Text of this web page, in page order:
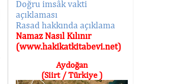
Doğru imsâk vakti
açıklaması
Rasad hakkında açıklama
Namaz Nasıl Kılınır
(www.hakikatkitabevi.net)
Aydoğan
(Siirt / Türkiye )